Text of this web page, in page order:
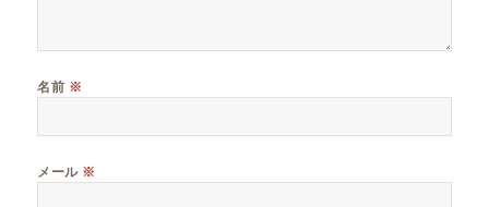
名前 ※
メール ※